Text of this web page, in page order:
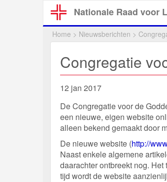
Nationale Raad voor
Home > Nieuwsberichten >
Congregatie
12 jan 2017
De Congregatie voor de
een nieuwe, eigen website
alleen bekend gemaakt door
De nieuwe website (http://
Naast enkele algemene
daarachter ontbreekt nog. Het
tijd wordt de website